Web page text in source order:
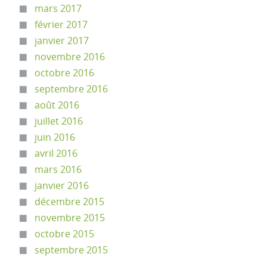
mars 2017
février 2017
janvier 2017
novembre 2016
octobre 2016
septembre 2016
août 2016
juillet 2016
juin 2016
avril 2016
mars 2016
janvier 2016
décembre 2015
novembre 2015
octobre 2015
septembre 2015